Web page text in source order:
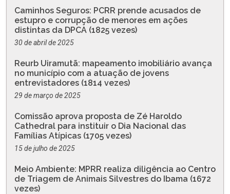
Caminhos Seguros: PCRR prende acusados de
estupro e corrupção de menores em ações
distintas da DPCA (1825 vezes)
30 de abril de 2025
Reurb Uiramutã: mapeamento imobiliário avança
no município com a atuação de jovens
entrevistadores (1814 vezes)
29 de março de 2025
Comissão aprova proposta de Zé Haroldo
Cathedral para instituir o Dia Nacional das
Famílias Atípicas (1705 vezes)
15 de julho de 2025
Meio Ambiente: MPRR realiza diligência ao Centro
de Triagem de Animais Silvestres do Ibama (1672
vezes)